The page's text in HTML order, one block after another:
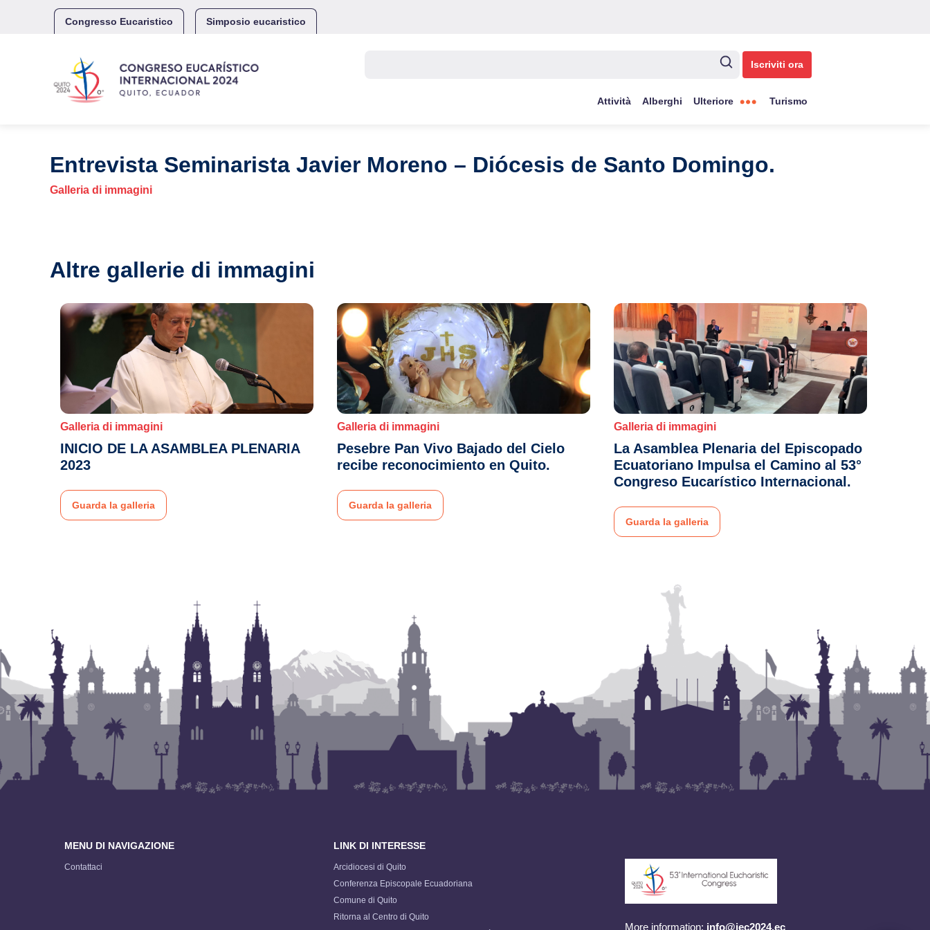
Congresso Eucaristico Simposio eucaristico
Iscriviti ora
Attività Alberghi Ulteriore Turismo
Entrevista Seminarista Javier Moreno – Diócesis de Santo Domingo.
Galleria di immagini
Altre gallerie di immagini
Galleria di immagini
INICIO DE LA ASAMBLEA PLENARIA
2023
Guarda la galleria
Galleria di immagini
Pesebre Pan Vivo Bajado del Cielo
recibe reconocimiento en Quito.
Guarda la galleria
Galleria di immagini
La Asamblea Plenaria del Episcopado
Ecuatoriano Impulsa el Camino al 53°
Congreso Eucarístico Internacional.
Guarda la galleria
MENU DI NAVIGAZIONE
Contattaci
LINK DI INTERESSE
Arcidiocesi di Quito
Conferenza Episcopale Ecuadoriana
Comune di Quito
Ritorna al Centro di Quito
More information: info@iec2024.ec